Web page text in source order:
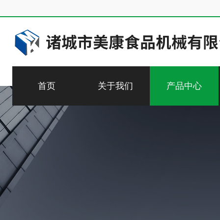
首页 关于我们 产品中心